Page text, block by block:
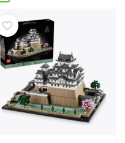
osiguravaju
Bilo da ste fan
ili tražite stilsku
idealni izbor. Ovi setovi za
iskustvo kreativnog
i služe kaoelegantan
građevine svijeta,
stvorite reprezentativnu